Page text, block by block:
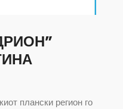
плански регион го